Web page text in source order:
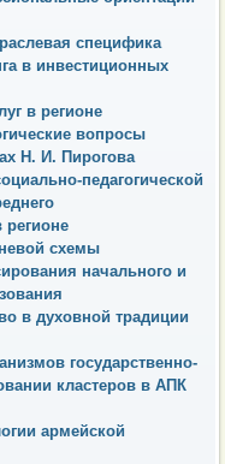
специфика
в инвестиционных
в регионе
вопросы
Н. И. Пирогова
педагогической
регионе
схемы
начального и
в духовной традиции
государственно-
кластеров в АПК
армейской